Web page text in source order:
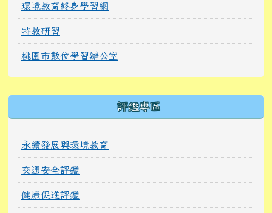
環境教育終身學習網
特教研習
桃園市數位學習辦公室
評鑑專區
永續發展與環境教育
交通安全評鑑
健康促進評鑑